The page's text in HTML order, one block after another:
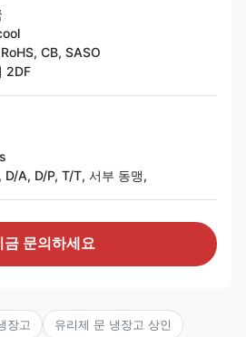
CB, SASO
2DF
D/A, D/P, T/T, 서부 동맹,
금 문의하세요
장고 유리제 문 냉장고 상인